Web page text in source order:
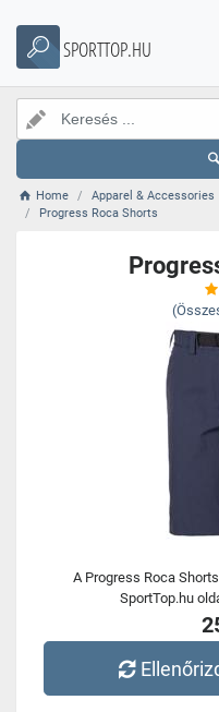
SPORTTOP.HU
Home Apparel & Accessories
Progress Roca Shorts
A Progress Roca
SportTop.hu